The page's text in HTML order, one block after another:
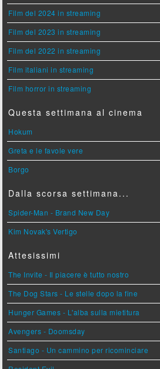
Film del 2024 in streaming
Film del 2023 in streaming
Film del 2022 in streaming
Film italiani in streaming
Film horror in streaming
Questa settimana al cinema
Hokum
Greta e le favole vere
Borgo
Dalla scorsa settimana...
Spider-Man - Brand New Day
Kim Novak's Vertigo
Attesissimi
The Invite - Il piacere è tutto nostro
The Dog Stars - Le stelle dopo la fine
Hunger Games - L'alba sulla mietitura
Avengers - Doomsday
Santiago - Un cammino per ricominciare